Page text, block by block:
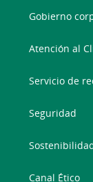
Gobierno
Atención al
Servicio de
Seguridad
Canal Ético